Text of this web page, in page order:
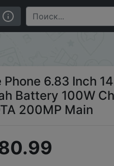
100W Charger NFC
6.83 Inch
Battery 100W
200MP Main